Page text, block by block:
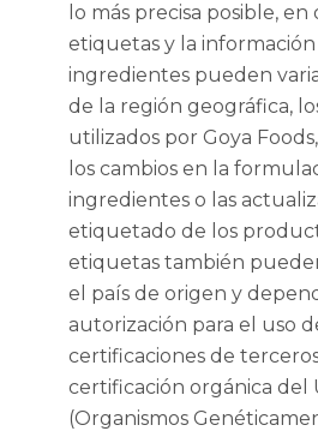
lo más precisa posible, en
etiquetas y la información
ingredientes pueden
de la región geográfica,
utilizados por Goya Foods,
los cambios en la
ingredientes o las
etiquetado de los
etiquetas también
el país de origen y
autorización para el uso
certificaciones de
certificación orgánica del
(Organismos